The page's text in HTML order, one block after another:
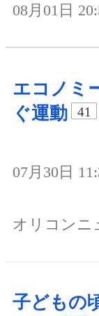
08月01日
エコノミ
ぐ運動
41
07月30日
オリコンニ
子どもの